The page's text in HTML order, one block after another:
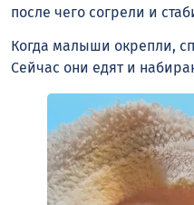
после чего согрели и
Когда малыши окрепли,
Сейчас они едят и